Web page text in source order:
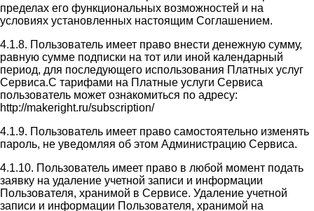
пределах его функциональных возможностей и на
условиях установленных настоящим Соглашением.
4.1.8. Пользователь имеет право внести денежную сумму,
равную сумме подписки на тот или иной календарный
период, для последующего использования Платных услуг
Сервиса.С тарифами на Платные услуги Сервиса
пользователь может ознакомиться по адресу:
http://makeright.ru/subscription/
4.1.9. Пользователь имеет право самостоятельно изменять
пароль, не уведомляя об этом Администрацию Сервиса.
4.1.10. Пользователь имеет право в любой момент подать
заявку на удаление учетной записи и информации
Пользователя, хранимой в Сервисе. Удаление учетной
записи и информации Пользователя, хранимой на